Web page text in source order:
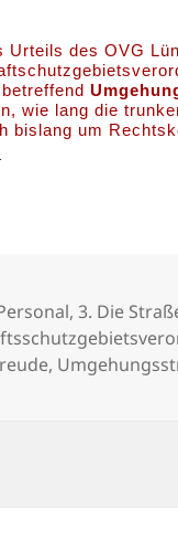
Urteils des OVG
betreffend
wie lang die
bislang um
veröffentlicht
,3. Die
,